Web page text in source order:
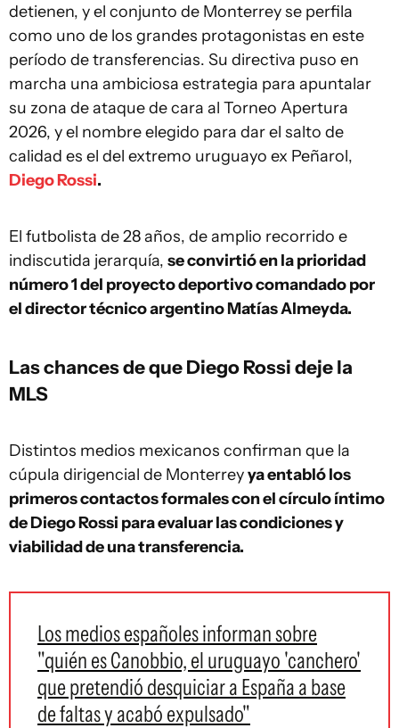
detienen, y el conjunto de Monterrey se perfila
como uno de los grandes protagonistas en este
período de transferencias. Su directiva puso en
marcha una ambiciosa estrategia para apuntalar
su zona de ataque de cara al Torneo Apertura
2026, y el nombre elegido para dar el salto de
calidad es el del extremo uruguayo ex Peñarol,
Diego Rossi.
El futbolista de 28 años, de amplio recorrido e
indiscutida jerarquía, se convirtió en la prioridad
número 1 del proyecto deportivo comandado por
el director técnico argentino Matías Almeyda.
Las chances de que Diego Rossi deje la
MLS
Distintos medios mexicanos confirman que la
cúpula dirigencial de Monterreyya entabló los
primeros contactos formales con el círculo íntimo
de Diego Rossi para evaluar las condiciones y
viabilidad de una transferencia.
Los medios españoles informan sobre
"quién es Canobbio, el uruguayo 'canchero'
que pretendió desquiciar a España a base
de faltas y acabó expulsado"